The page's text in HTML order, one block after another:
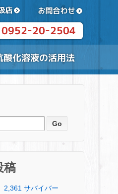
稿
2,361 サバイバー